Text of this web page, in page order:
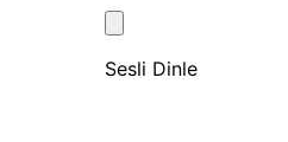
Sesli Dinle